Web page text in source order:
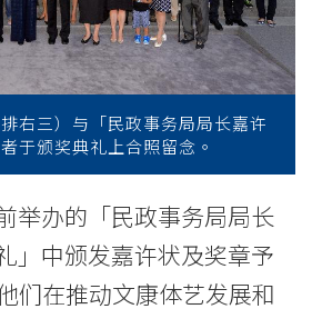
右三）与「民政事务局局长嘉许
于颁奖典礼上合照留念。
举办的「民政事务局局长
」中颁发嘉许状及奖章予
们在推动文康体艺发展和